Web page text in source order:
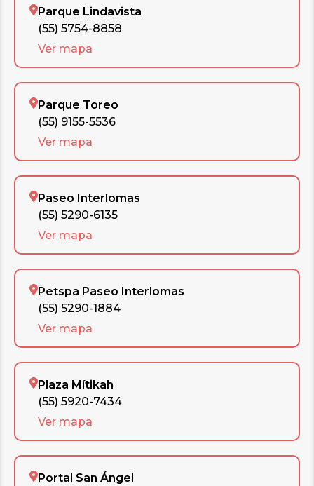
Parque Lindavista
(55) 5754-8858
Ver mapa
Parque Toreo
(55) 9155-5536
Ver mapa
Paseo Interlomas
(55) 5290-6135
Ver mapa
Petspa Paseo Interlomas
(55) 5290-1884
Ver mapa
Plaza Mítikah
(55) 5920-7434
Ver mapa
Portal San Ángel